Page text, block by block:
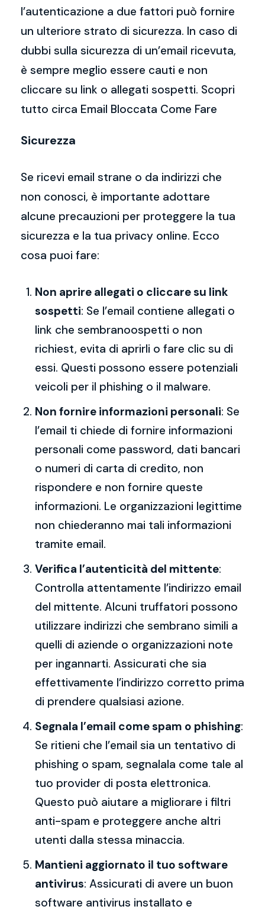
l’autenticazione a due fattori può fornire
un ulteriore strato di sicurezza. In caso di
dubbi sulla sicurezza di un’email ricevuta,
è sempre meglio essere cauti e non
cliccare su link o allegati sospetti. Scopri
tutto circa Email Bloccata Come Fare
Sicurezza
Se ricevi email strane o da indirizzi che
non conosci, è importante adottare
alcune precauzioni per proteggere la tua
sicurezza e la tua privacy online. Ecco
cosa puoi fare:
Non aprire allegati o cliccare su link
sospetti: Se l’email contiene allegati o
link che sembranoospetti o non
richiest, evita di aprirli o fare clic su di
essi. Questi possono essere potenziali
veicoli per il phishing o il malware.
Non fornire informazioni personali: Se
l’email ti chiede di fornire informazioni
personali come password, dati bancari
o numeri di carta di credito, non
rispondere e non fornire queste
informazioni. Le organizzazioni legittime
non chiederanno mai tali informazioni
tramite email.
Verifica l’autenticità del mittente:
Controlla attentamente l’indirizzo email
del mittente. Alcuni truffatori possono
utilizzare indirizzi che sembrano simili a
quelli di aziende o organizzazioni note
per ingannarti. Assicurati che sia
effettivamente l’indirizzo corretto prima
di prendere qualsiasi azione.
Segnala l’email come spam o phishing:
Se ritieni che l’email sia un tentativo di
phishing o spam, segnalala come tale al
tuo provider di posta elettronica.
Questo può aiutare a migliorare i filtri
anti-spam e proteggere anche altri
utenti dalla stessa minaccia.
Mantieni aggiornato il tuo software
antivirus: Assicurati di avere un buon
software antivirus installato e